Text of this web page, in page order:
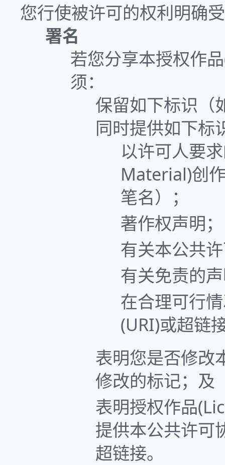
您行使被许可的权利明确
署名
若您分享本授权作
须：
保留如下标识（
同时提供如下标
以许可人要
Material)创
笔名）；
著作权声明；
有关本公共
有关免责的
在合理可行
(URI)或超链
表明您是否修改
修改的标记；及
表明授权作品
提供本公共许可
超链接。